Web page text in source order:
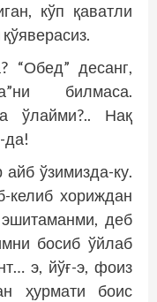
кўп қаватли
“Обед” десанг,
билмаса.
ўлайми?.. Нақ
да!
ўзимизда-ку.
келиб хориждан
эшитаманми, деб
босиб ўйлаб
э, йўғ-э, фоиз
ҳурмати боис